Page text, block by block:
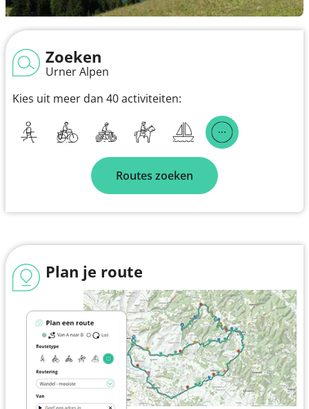
Zoeken
Urner Alpen
Kies uit meer dan 40 activiteiten:
Routes zoeken
Plan je route